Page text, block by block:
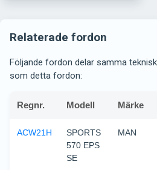
Relaterade fordon
Följande fordon delar samma
som detta fordon:
Regnr. Modell Märke
ACW21H
SPORTS
570 EPS
SE
MAN